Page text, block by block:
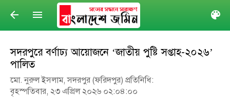
arrow_back menu
সদরপুরে বর্ণাঢ্য আয়োজনে ‘জাতীয় পুষ্টি সপ্তাহ-২০২৬’
পালিত
​মো. নুরুল ইসলাম, সদরপুর (ফরিদপুর) প্রতিনিধি:
বৃহস্পতিবার, ২৩ এপ্রিল ২০২৬ ০২:০৪:০০